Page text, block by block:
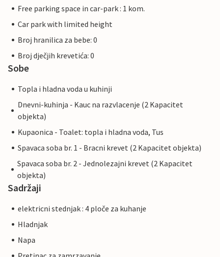
Free parking space in car-park : 1 kom.
Car park with limited height
Broj hranilica za bebe: 0
Broj dječjih krevetića: 0
Sobe
Topla i hladna voda u kuhinji
Dnevni-kuhinja - Kauc na razvlacenje (2 Kapacitet
objekta)
Kupaonica - Toalet: topla i hladna voda, Tus
Spavaca soba br. 1 - Bracni krevet (2 Kapacitet objekta)
Spavaca soba br. 2 - Jednolezajni krevet (2 Kapacitet
objekta)
Sadržaji
elektricni stednjak : 4 ploče za kuhanje
Hladnjak
Napa